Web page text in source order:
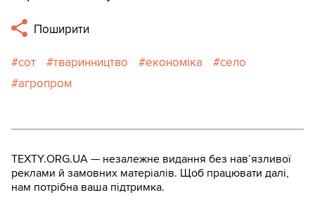
Поширити
сот тваринництво економіка
село
агропром
TEXTY.ORG.UA — незалежне видання без навʼязливої
реклами й замовних матеріалів. Щоб працювати далі,
нам потрібна ваша підтримка.